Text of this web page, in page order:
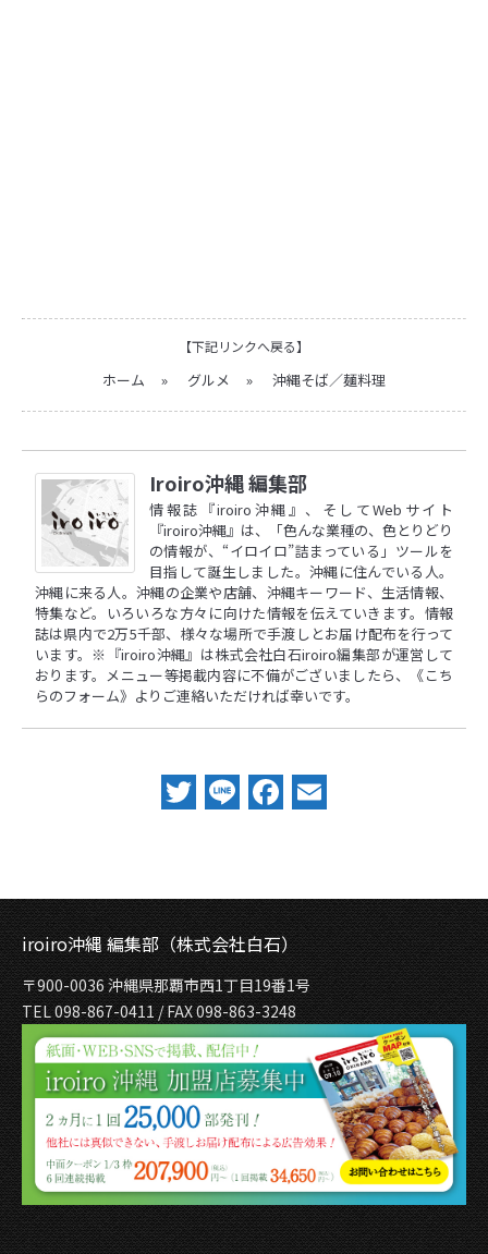
【下記リンクへ戻る】
ホーム » グルメ » 沖縄そば／麺料理
Iroiro沖縄 編集部
情報誌『iroiro沖縄』、そしてWebサイト
『iroiro沖縄』は、「色んな業種の、色とりどり
の情報が、“イロイロ”詰まっている」ツールを
目指して誕生しました。沖縄に住んでいる人。
沖縄に来る人。沖縄の企業や店舗、沖縄キーワード、生活情報、
特集など。いろいろな方々に向けた情報を伝えていきます。情報
誌は県内で2万5千部、様々な場所で手渡しとお届け配布を行って
います。※『iroiro沖縄』は株式会社白石iroiro編集部が運営して
おります。メニュー等掲載内容に不備がございましたら、
《こち
らのフォーム》 よりご連絡いただければ幸いです。
Twitter
LineFacebook
iroiro沖縄 編集部（株式会社白石）
〒900-0036 沖縄県那覇市西1丁目19番1号
TEL 098-867-0411 / FAX 098-863-3248